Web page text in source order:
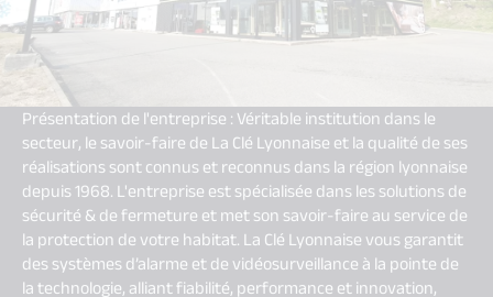
Présentation de l'entreprise : Véritable institution dans le
secteur, le savoir-faire de La Clé Lyonnaise et la qualité de ses
réalisations sont connus et reconnus dans la région lyonnaise
depuis 1968. L'entreprise est spécialisée dans les solutions de
sécurité & de fermeture et met son savoir-faire au service de
la protection de votre habitat. La Clé Lyonnaise vous garantit
des systèmes d’alarme et de vidéosurveillance à la pointe de
la technologie, alliant fiabilité, performance et innovation,